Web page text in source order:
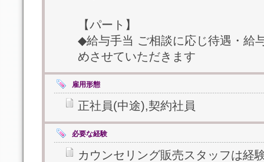
【パート】
◆給与手当 ご相談に応じ待遇・給
めさせていただきます
雇用形態
正社員(中途),契約社員
必要な経験
カウンセリング販売スタッフは経